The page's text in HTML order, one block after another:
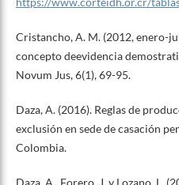
Cristancho, A. M. (2012, enero-
concepto deevidencia
Novum Jus, 6(1), 69-95.
Daza, A. (2016). Reglas de
exclusión en sede de casación
Colombia.